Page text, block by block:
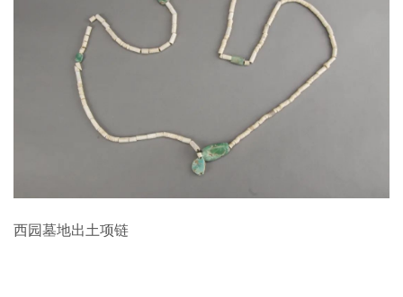
西园墓地出土项链